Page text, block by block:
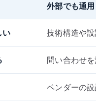
外部でも通用
い 技術構造や設
問い合わせを
ベンダーの設